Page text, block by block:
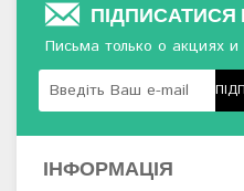
Письма только о акциях и
ІНФОРМАЦІЯ